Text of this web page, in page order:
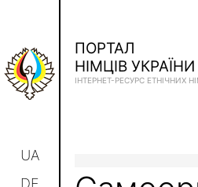
UA
DE
ПОРТАЛ
НІМЦІВ УКРАЇНИ
ІНТЕРНЕТ-РЕСУРС ЕТНІЧНИХ